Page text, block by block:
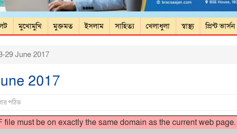
মুখোমুখি মুক্তমত ইসলাম সাহিত্য খেলাধুলা স্বাস্থ্য প্রিন্ট ভার্সন
29 June 2017
2017
পঠিত
must be on exactly the same domain as the current web page.